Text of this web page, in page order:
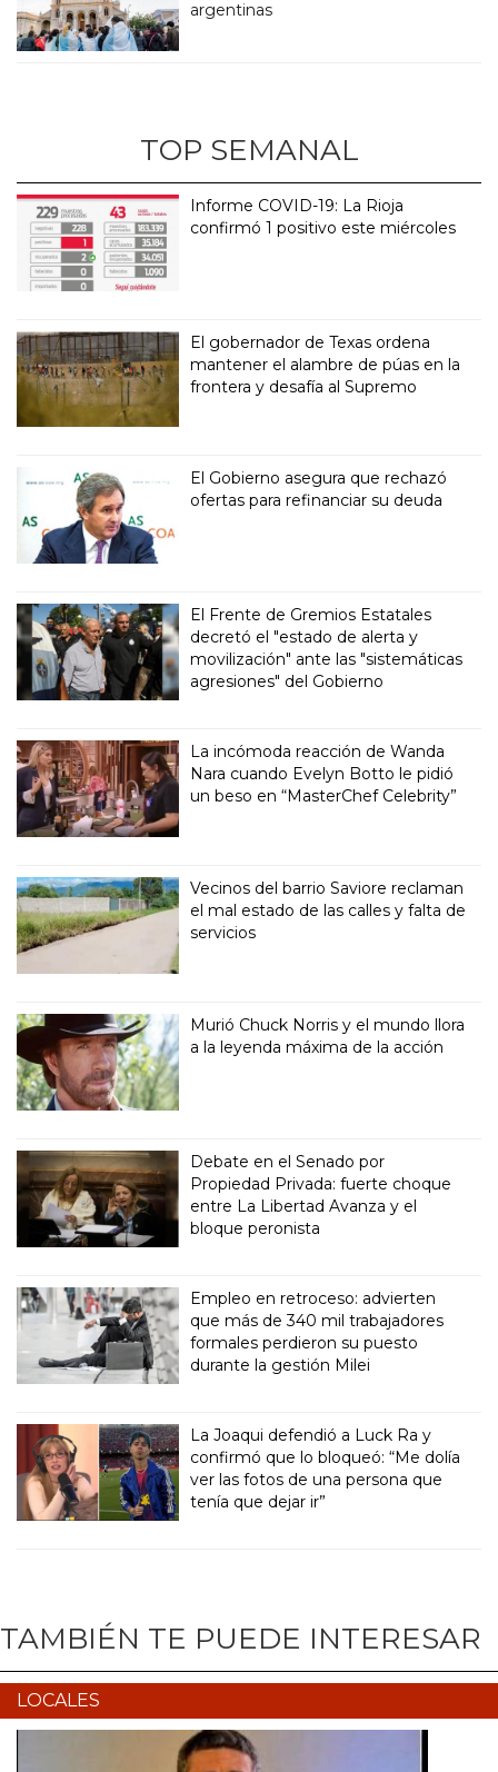
argentinas
TOP SEMANAL
Informe COVID-19: La Rioja
confirmó 1 positivo este miércoles
El gobernador de Texas ordena
mantener el alambre de púas en la
frontera y desafía al Supremo
El Gobierno asegura que rechazó
ofertas para refinanciar su deuda
El Frente de Gremios Estatales
decretó el "estado de alerta y
movilización" ante las "sistemáticas
agresiones" del Gobierno
La incómoda reacción de Wanda
Nara cuando Evelyn Botto le pidió
un beso en “MasterChef Celebrity”
Vecinos del barrio Saviore reclaman
el mal estado de las calles y falta de
servicios
Murió Chuck Norris y el mundo llora
a la leyenda máxima de la acción
Debate en el Senado por
Propiedad Privada: fuerte choque
entre La Libertad Avanza y el
bloque peronista
Empleo en retroceso: advierten
que más de 340 mil trabajadores
formales perdieron su puesto
durante la gestión Milei
La Joaqui defendió a Luck Ra y
confirmó que lo bloqueó: “Me dolía
ver las fotos de una persona que
tenía que dejar ir”
TAMBIÉN TE PUEDE INTERESAR
LOCALES